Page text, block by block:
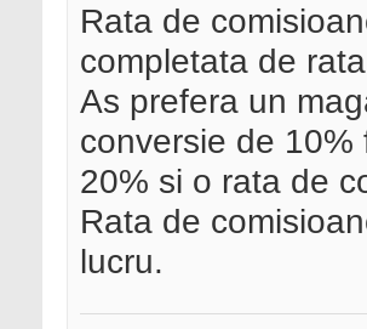
Rata de
completata de
As prefera un
conversie de
20% si o rata de
Rata de
lucru.